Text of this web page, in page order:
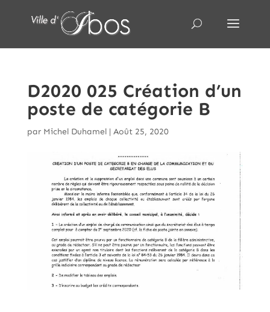
D2020 025 Création d’un
poste de catégorie B
par Michel Duhamel| Août 25, 2020